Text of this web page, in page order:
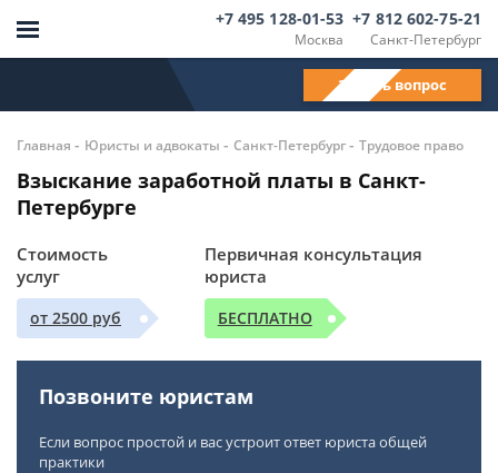
Москва
+7 495 128-01-53
Санкт-Петербург
+7 812 602-75-21
Задать вопрос
Главная - Юристы и адвокаты - Санкт-Петербург- Трудовое право
Взыскание заработной платы в Санкт-
Петербурге
Стоимость
услуг
от 2500 руб
Первичная консультация
юриста
БЕСПЛАТНО
Позвоните юристам
Если вопрос простой и вас устроит ответ юриста общей
практики